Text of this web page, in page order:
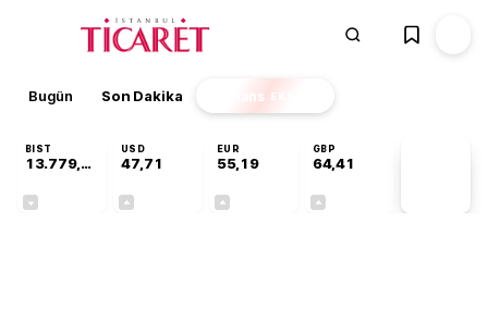
Bugün Son Dakika Finans EKSTRA
BIST
13.779,39
USD
47,71
EUR
55,19
GBP
64,41